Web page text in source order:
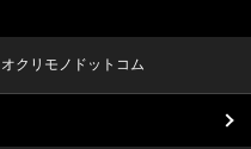
オクリモノドットコム